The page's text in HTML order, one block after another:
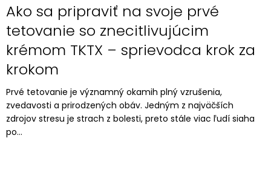
Ako sa pripraviť na svoje prvé
tetovanie so znecitlivujúcim
krémom TKTX – sprievodca krok za
krokom
Prvé tetovanie je významný okamih plný vzrušenia,
zvedavosti a prirodzených obáv. Jedným z najväčších
zdrojov stresu je strach z bolesti, preto stále viac ľudí siaha
po...